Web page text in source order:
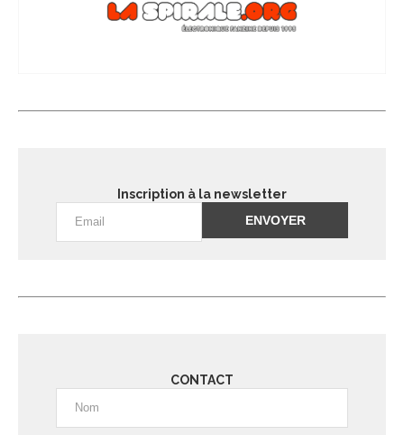
Inscription à la newsletter
CONTACT